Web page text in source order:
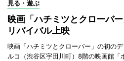
見る・遊ぶ
映画「ハチミツとクローバ
リバイバル上映
映画「ハチミツとクローバー」の初の
ルコ（渋谷区宇田川町）8階の映画館